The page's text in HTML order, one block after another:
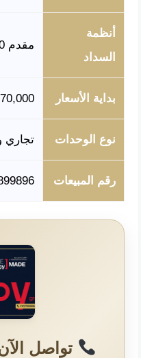
أنظمة
السداد
مقدم 10% وتقسيط حتى 7 سنوات
بداية الأسعار 70,000 ج.م للمتر
نوع الوحدات تجاري
رقم المبيعات
تواصل